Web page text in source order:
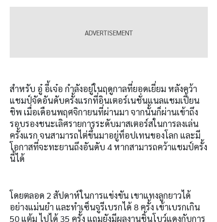
สำหรับ อู๋ อี้เจ๋อ กำลังอยู่ในฤดูกาลที่ยอดเยี่ยม หลังคว้า
แชมป์จัดอันดับครั้งแรกที่อินเตอร์เนชั่นแนลแชมเปี้ยน
ชิพ เมื่อเดือนพฤศจิกายนที่ผ่านมา จากนั้นก็ผ่านเข้าถึง
รอบรองชนะเลิศรายการระดับมาสเตอร์สในการลงเล่น
ครั้งแรก จนสามารถไต่ขึ้นมาอยู่ท็อปเทนของโลก และมี
โอกาสที่จะทะยานถึงอันดับ 4 หากสามารถคว้าแชมป์ครั้ง
นี้ได้
โดยตลอด 2 สัปดาห์ในการแข่งขัน เขาแทงลูกยาวได้
อย่างแม่นยำ และทำเซ็นจูรีเบรกได้ 8 ครั้ง เข้าเบรกเกิน
50 แต้ม ไปได้ 35 ครั้ง แถมยังมีผลงานชิ้นโบว์แดงกับการ